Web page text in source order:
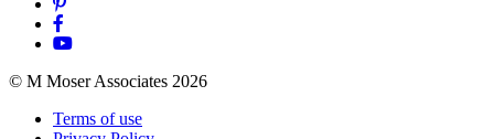
© M Moser Associates 2026
Terms of use